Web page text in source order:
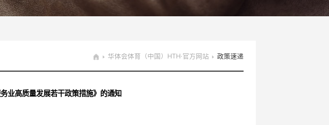
华体会体育（中国）HTH·官方网站 政策速递
业高质量发展若干政策措施》的通知